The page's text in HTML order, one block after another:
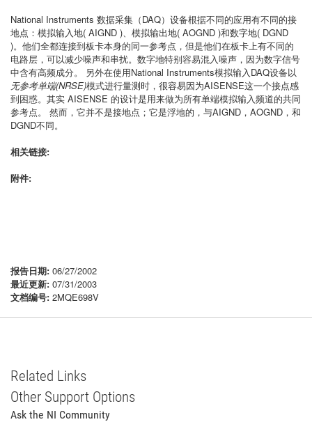
National Instruments 数据采集（DAQ）设备根据不同的应用有不同的接
地点：模拟输入地( AIGND )、模拟输出地( AOGND )和数字地( DGND
)。他们全都连接到板卡本身的同一参考点，但是他们在板卡上有不同的
电路层，可以减少噪声和串扰。数字地特别容易混入噪声，因为数字信号
中含有高频成分。 另外在使用National Instruments模拟输入DAQ设备以
无参考单端(NRSE)模式进行量测时，很容易因为AISENSE这一个接点感
到困惑。其实 AISENSE 的设计是用来做为所有单端模拟输入频道的共同
参考点。 然而，它并不是接地点；它是浮地的，与AIGND，AOGND，和
DGND不同。
相关链接:
附件:
报告日期: 06/27/2002
最近更新: 07/31/2003
文档编号: 2MQE698V
Related Links
Other Support Options
Ask the NI Community